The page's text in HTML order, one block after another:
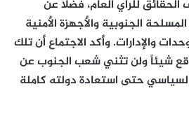
للرأي العام، فضلاً عن
الجنوبية والأجهزة الأمنية
والإدارات. وأكد الاجتماع أن تلك
شيئاً ولن تثني شعب الجنوب عن
حتى استعادة دولته كاملة